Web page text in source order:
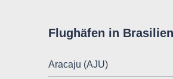
Flughäfen in Brasilien
Aracaju (AJU)